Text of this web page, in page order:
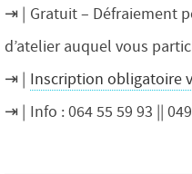
Gratuit – Défraiement
d’atelier auquel vous
Inscription obligatoire
Info :064 55 59 93 ||